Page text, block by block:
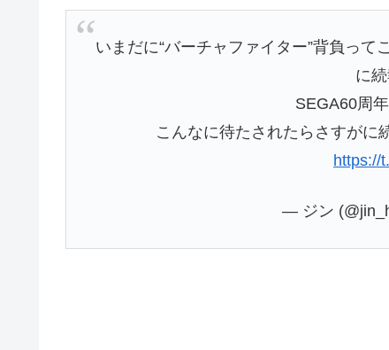
いまだに“バーチャファイター”背負っ
に
SEGA60周
こんなに待たされたらさすがに
https://
— ジン